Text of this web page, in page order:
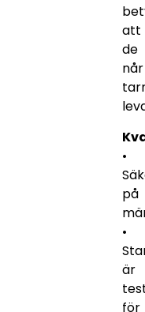
att
de
når
•
på
•
är
för